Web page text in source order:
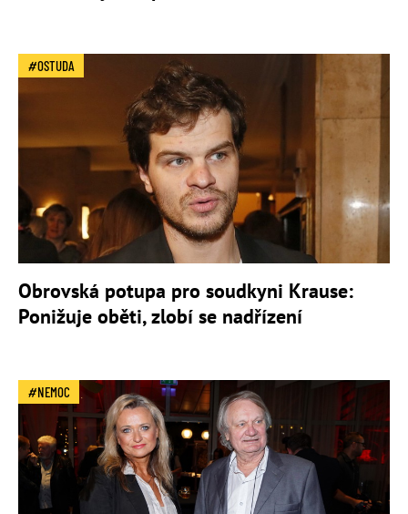
OSTUDA
Obrovská potupa pro soudkyni Krause:
Ponižuje oběti, zlobí se nadřízení
NEMOC